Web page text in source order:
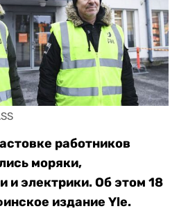
работников
моряки,
электрики. Об этом 18
издание Yle.